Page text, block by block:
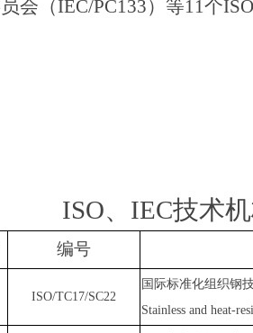
会 （IEC/PC133）等11个ISO
ISO、 IEC技术
编号
ISO/TC17/SC22
国际标准化组织钢
Stainless and heat-